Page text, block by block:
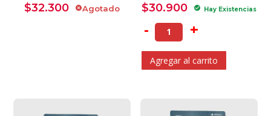
$32.300 cancelAgotado $30.900 check_circle Hay Existencias
- +
Agregar al carrito